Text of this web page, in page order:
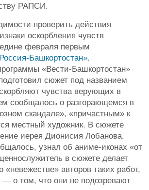
РАПСИ.
проверить действия
оскорбления чувств
февраля первым
Башкортостан».
«Вести-Башкортостан»
сюжет под названием
чувства верующих в
сообщалось о разгорающемся в
скандале», «причастным» к
местный художник. В сюжете
иерея Дионисия Лобанова,
узнал об аниме-иконах «от
в сюжете делает
«невежестве» авторов таких работ,
— о том, что они не подозревают